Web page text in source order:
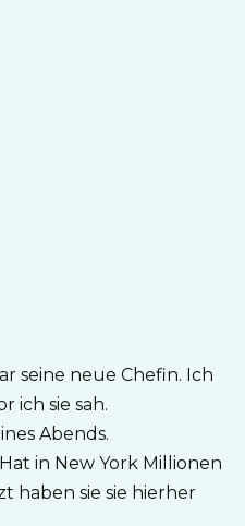
seine neue Chefin. Ich
ich sie sah.
Abends.
in New York Millionen
haben sie sie hierher